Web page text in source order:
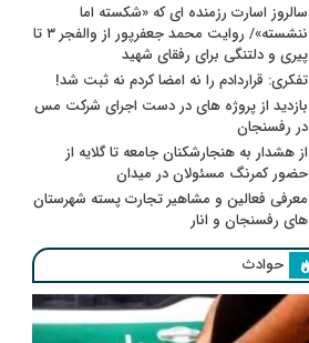
سالروز اسارت رزمنده ای که «شکسته اما
ننشسته»/ روایت محمد جعفرپور از والفجر ۳ تا
پیری و دلتنگی برای رفقای شهید
تفکری: قراردادم را نه امضا کردم نه ثبت شد!
بازدید از پروژه های در دست اجرای شرکت مس
در رفسنجان
از هشدار به هنجارشکنان جامعه تا گلایه از
حضور کمرنگ مسئولان در میدان
معرفی فعالین و مشاهیر تجارت پسته شهرستان
های رفسنجان و انار
حوادث